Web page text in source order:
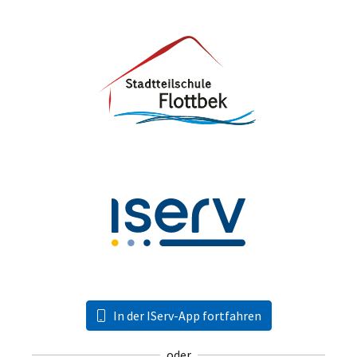
In der IServ-App fortfahren